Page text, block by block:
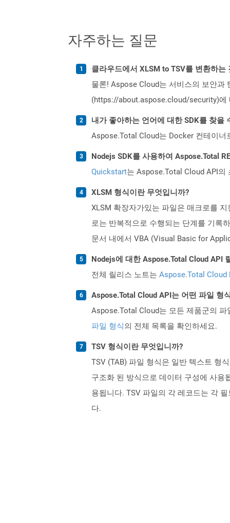
자주하는 질문
클라우드에서 XLSM to TSV를 변환하는
물론! Aspose Cloud는 서비스의 보안과
(https://about.aspose.cloud/security)에
내가 좋아하는 언어에 대한 SDK를 찾을
Aspose.Total Cloud는 Docker 컨테이너
Nodejs SDK를 사용하여 Aspose.Total
Quickstart는 Aspose.Total Cloud API의
XLSM 형식이란 무엇입니까?
XLSM 확장자가있는 파일은 매크로를
로는 반복적으로 수행되는 단계를 기록
문서 내에서 VBA (Visual Basic for
Nodejs에 대한 Aspose.Total Cloud API
전체 릴리스 노트는 Aspose.Total Cloud
Aspose.Total Cloud API는 어떤 파일 형
Aspose.Total Cloud는 모든 제품군의 파
파일 형식의 전체 목록을 확인하세요.
TSV 형식이란 무엇입니까?
TSV (TAB) 파일 형식은 일반 텍스트 형
구조화 된 방식으로 데이터 구성에 사
용됩니다. TSV 파일의 각 레코드는 각
다.